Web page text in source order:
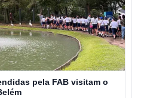
pela FAB visitam o